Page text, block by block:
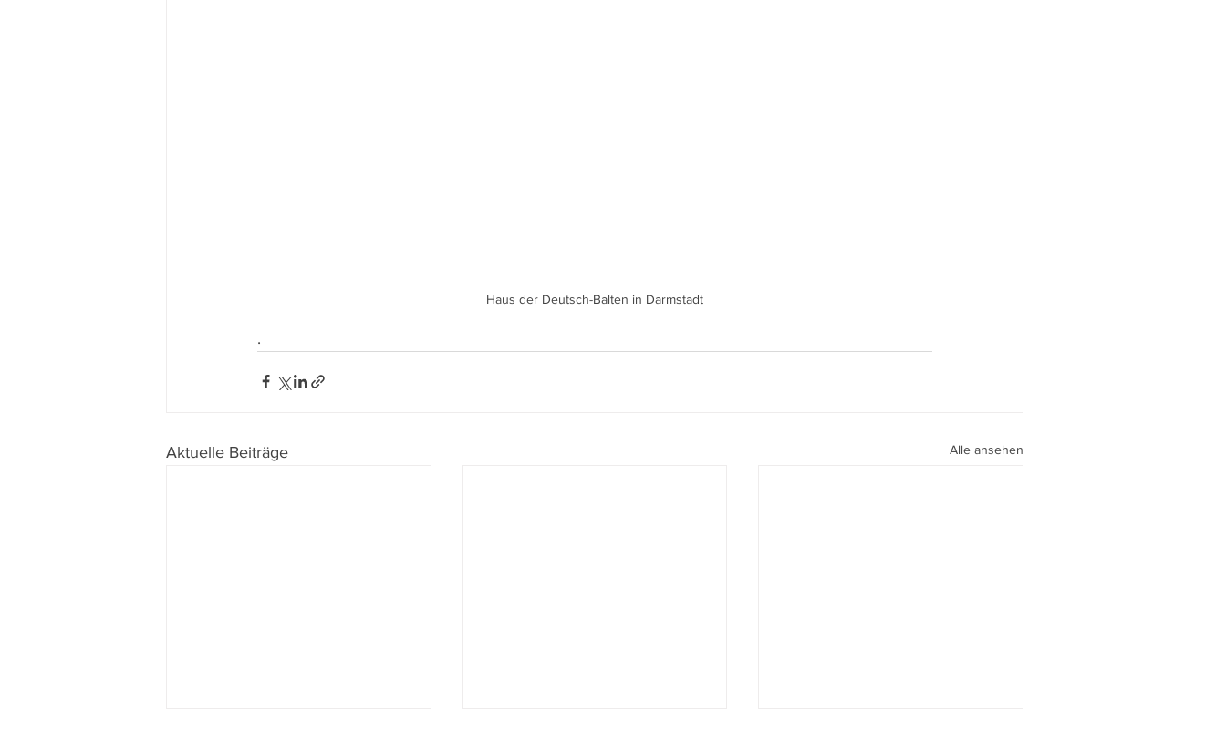
Haus der Deutsch-Balten in Darmstadt
.
Aktuelle Beiträge Alle ansehen